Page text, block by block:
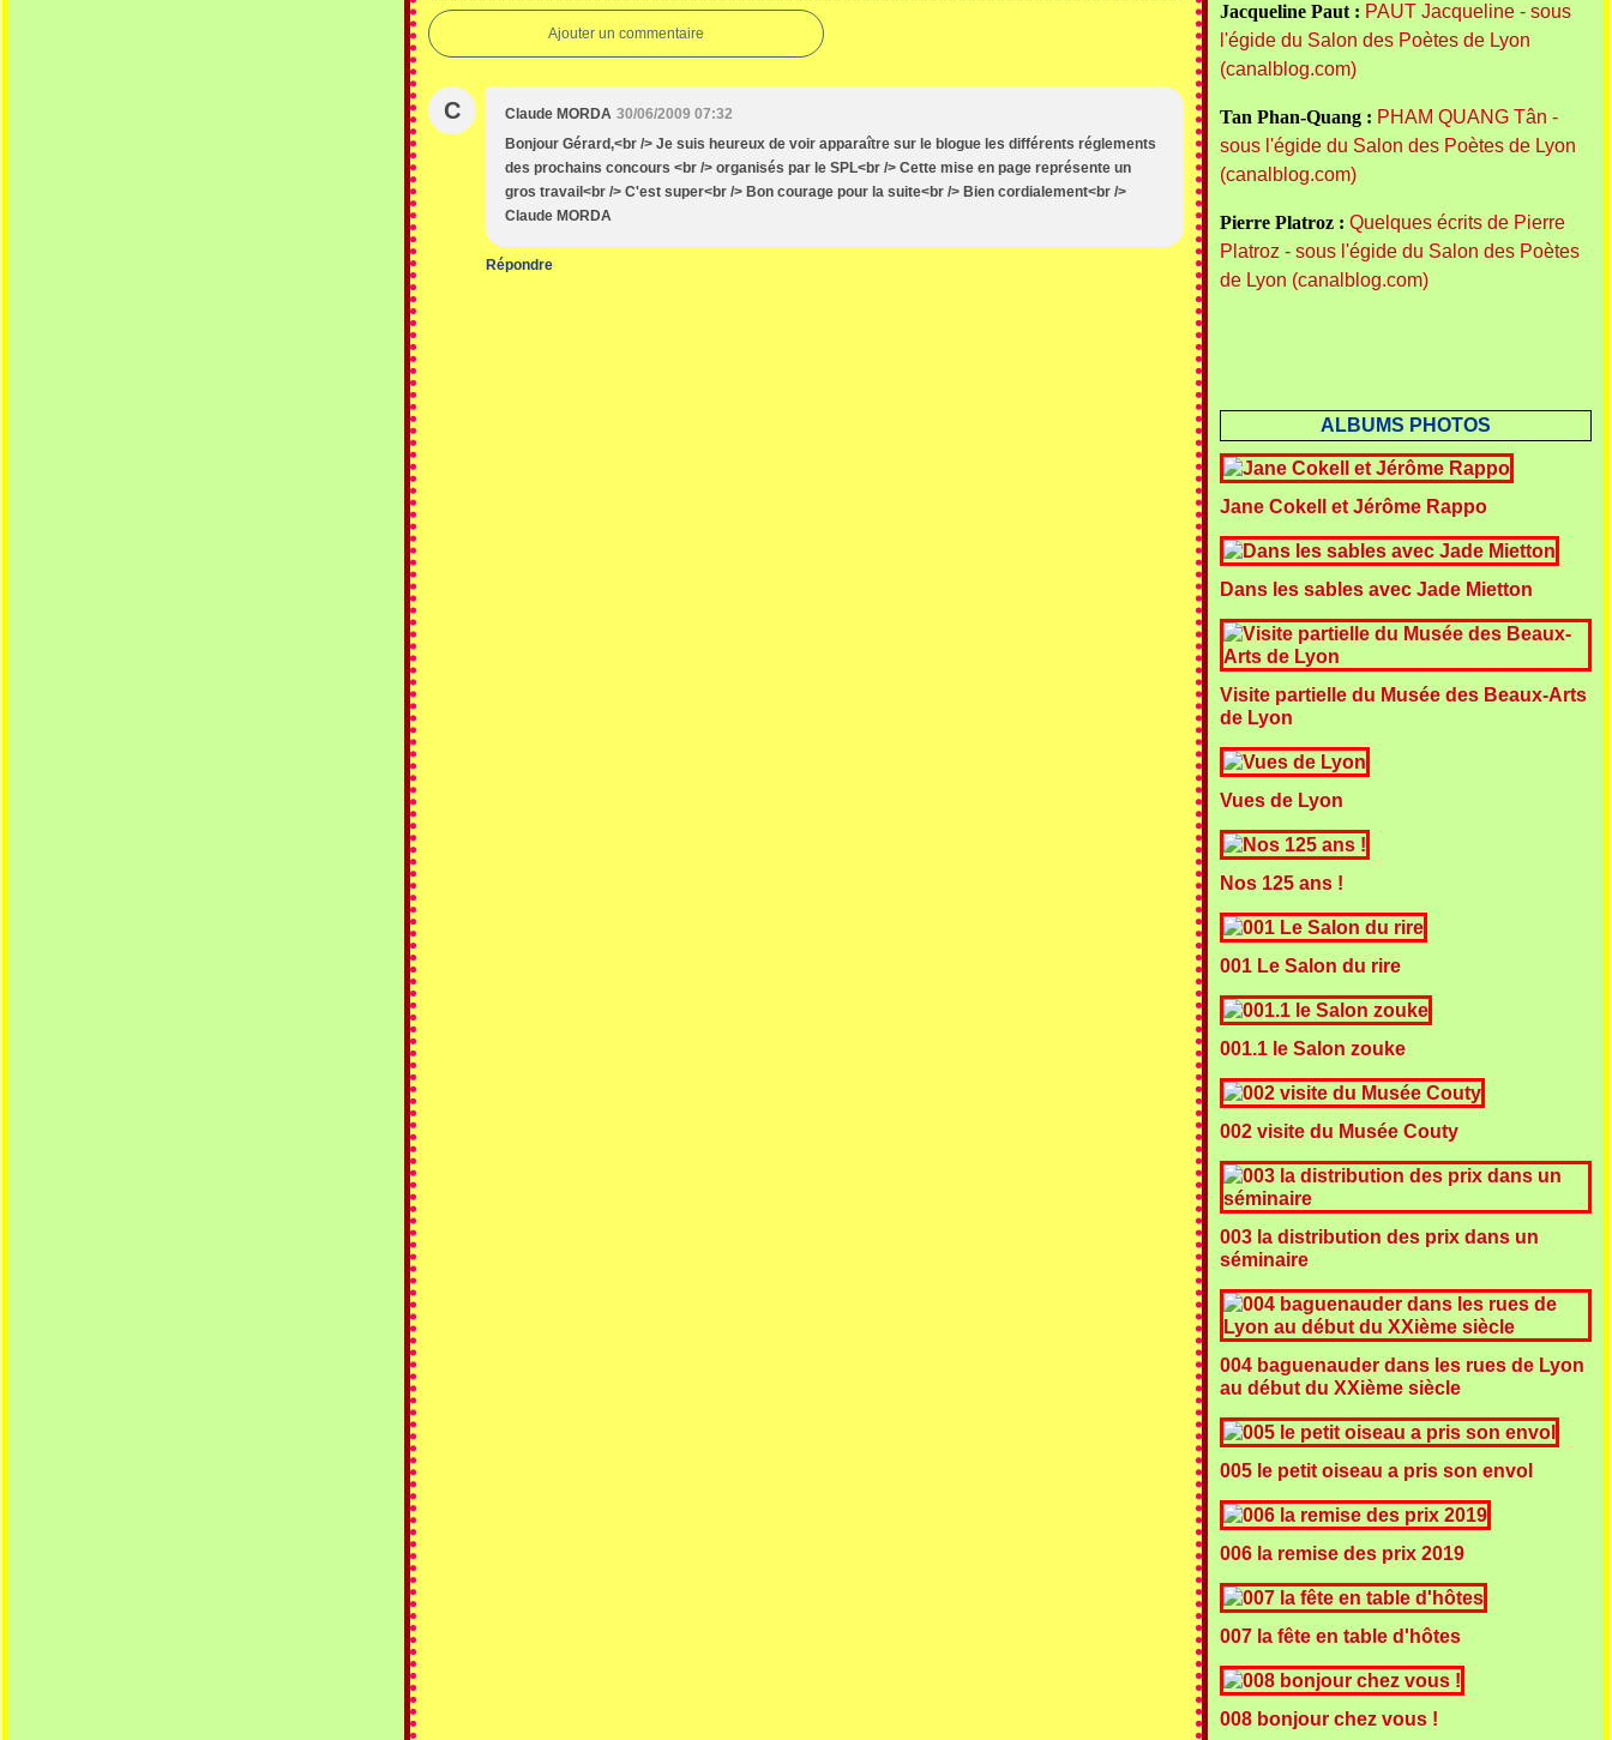
Ajouter un commentaire
C Claude MORDA 30/06/2009 07:32
Bonjour Gérard,<br /> Je suis heureux de voir apparaître sur le blogue les différents réglements
des prochains concours <br /> organisés par le SPL<br /> Cette mise en page représente un
gros travail<br /> C'est super<br /> Bon courage pour la suite<br /> Bien cordialement<br />
Claude MORDA
Répondre
Jacqueline Paut : PAUT Jacqueline - sous
l'égide du Salon des Poètes de Lyon
(canalblog.com)
Tan Phan-Quang : PHAM QUANG Tân -
sous l'égide du Salon des Poètes de Lyon
(canalblog.com)
Pierre Platroz : Quelques écrits de Pierre
Platroz - sous l'égide du Salon des Poètes
de Lyon (canalblog.com)
ALBUMS PHOTOS
Jane Cokell et Jérôme Rappo
Dans les sables avec Jade Mietton
Visite partielle du Musée des Beaux-Arts
de Lyon
Vues de Lyon
Nos 125 ans !
001 Le Salon du rire
001.1 le Salon zouke
002 visite du Musée Couty
003 la distribution des prix dans un
séminaire
004 baguenauder dans les rues de Lyon
au début du XXième siècle
005 le petit oiseau a pris son envol
006 la remise des prix 2019
007 la fête en table d'hôtes
008 bonjour chez vous !